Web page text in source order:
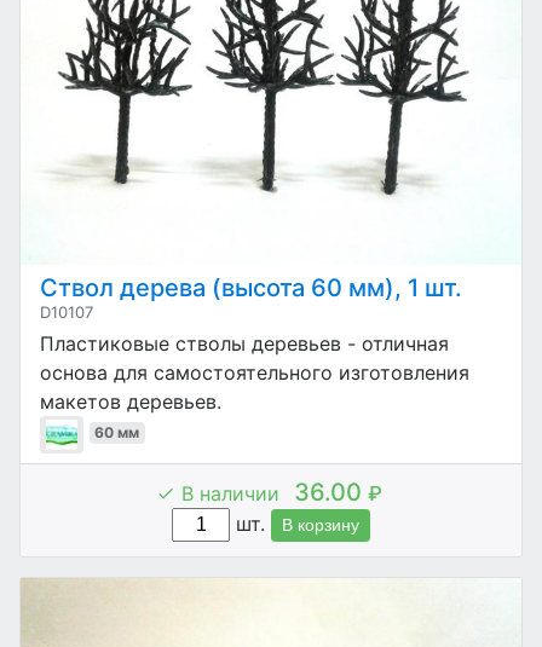
Ствол дерева (высота 60 мм), 1 шт.
D10107
Пластиковые стволы деревьев - отличная
основа для самостоятельного изготовления
макетов деревьев.
60 мм
В наличии 36.00 ₽
шт.
В корзину